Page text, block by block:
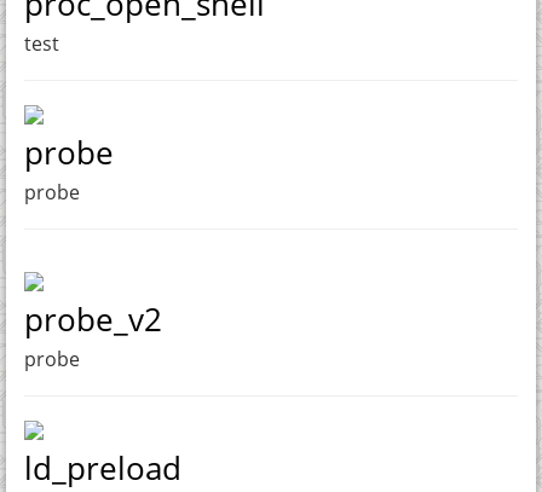
test
probe
probe
probe_v2
probe
ld_preload